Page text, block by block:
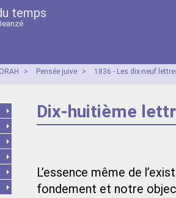
temps
> Pensée juive >
1836 - Les dix-neuf
Dix-huitième
L’essence même de
fondement et notre